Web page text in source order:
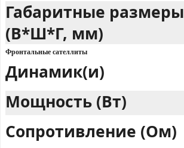
Габаритные размеры
(В*Ш*Г, мм)
Фронтальные сателлиты
Динамик(и)
Мощность (Вт)
Сопротивление (Ом)